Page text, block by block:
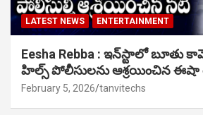
LATEST NEWS ENTERTAINMENT
Eesha Rebba : ఇన్‌స్టాలో బూతు
హిల్స్ పోలీసులను ఆశ్రయించిన ఈషా
February 5, 2026 tanvitechs